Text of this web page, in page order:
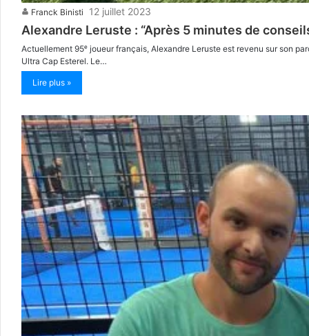
Franck Binisti 12 juillet 2023
Alexandre Leruste : “Après 5 minutes de
Actuellement 95ᵉ joueur français, Alexandre Leruste est revenu sur son
Ultra Cap Esterel. Le…
Lire plus »